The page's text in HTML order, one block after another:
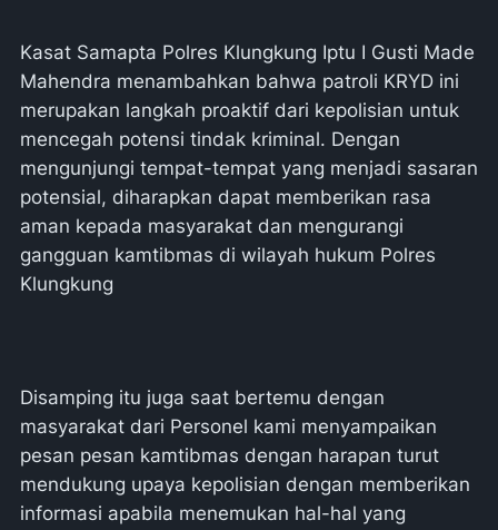
Kasat Samapta Polres Klungkung Iptu I Gusti Made
Mahendra menambahkan bahwa patroli KRYD ini
merupakan langkah proaktif dari kepolisian untuk
mencegah potensi tindak kriminal. Dengan
mengunjungi tempat-tempat yang menjadi sasaran
potensial, diharapkan dapat memberikan rasa
aman kepada masyarakat dan mengurangi
gangguan kamtibmas di wilayah hukum Polres
Klungkung
Disamping itu juga saat bertemu dengan
masyarakat dari Personel kami menyampaikan
pesan pesan kamtibmas dengan harapan turut
mendukung upaya kepolisian dengan memberikan
informasi apabila menemukan hal-hal yang